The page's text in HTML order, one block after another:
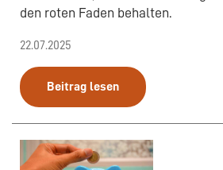
den roten Faden behalten.
22.07.2025
Beitrag lesen